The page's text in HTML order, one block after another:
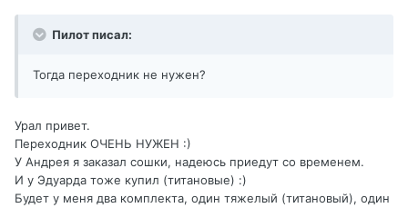
Пилот писал:
Тогда переходник не нужен?
Урал привет.
Переходник ОЧЕНЬ НУЖЕН :)
У Андрея я заказал сошки, надеюсь приедут со временем.
И у Эдуарда тоже купил (титановые) :)
Будет у меня два комплекта, один тяжелый (титановый), один